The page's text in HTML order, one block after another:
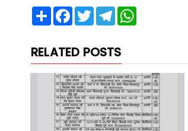
Share Facebook
TwitterTelegram
RELATED POSTS